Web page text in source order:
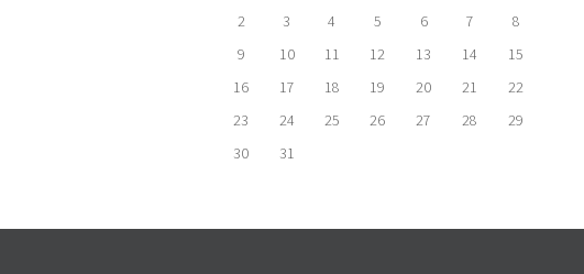
2
3 4 5 6 7
8
9
10 11 12 13 14
15
16
17 18 19 20 21
22
23
24 25 26 27 28
29
30
31